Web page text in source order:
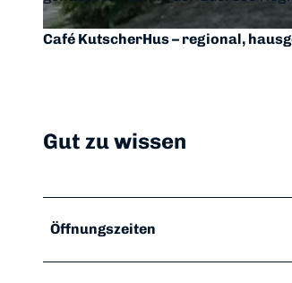
© Café KutscherHus, Miriam Kaiser | CC-BY-SA
Café KutscherHus – regional,
Gut zu wissen
Öffnungszeiten